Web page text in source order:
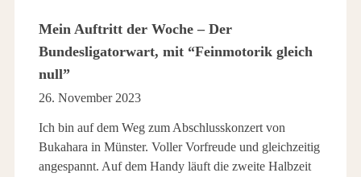
Mein Auftritt der Woche – Der
Bundesligatorwart, mit “Feinmotorik gleich
null”
26. November 2023
Ich bin auf dem Weg zum Abschlusskonzert von
Bukahara in Münster. Voller Vorfreude und gleichzeitig
angespannt. Auf dem Handy läuft die zweite Halbzeit